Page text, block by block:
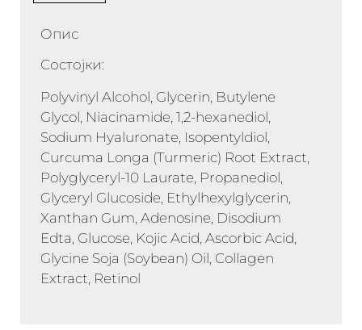
Опис
Состојки:
Polyvinyl Alcohol, Glycerin, Butylene
Glycol, Niacinamide, 1,2-hexanediol,
Sodium Hyaluronate, Isopentyldiol,
Curcuma Longa (Turmeric) Root Extract,
Polyglyceryl-10 Laurate, Propanediol,
Glyceryl Glucoside, Ethylhexylglycerin,
Xanthan Gum, Adenosine, Disodium
Edta, Glucose, Kojic Acid, Ascorbic Acid,
Glycine Soja (Soybean) Oil, Collagen
Extract, Retinol